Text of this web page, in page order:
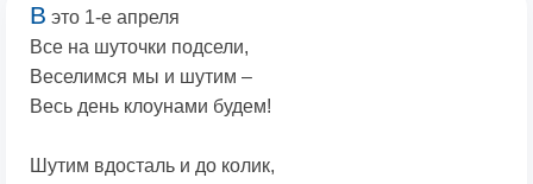
В это 1-е апреля
Все на шуточки подсели,
Веселимся мы и шутим –
Весь день клоунами будем!
Шутим вдосталь и до колик,